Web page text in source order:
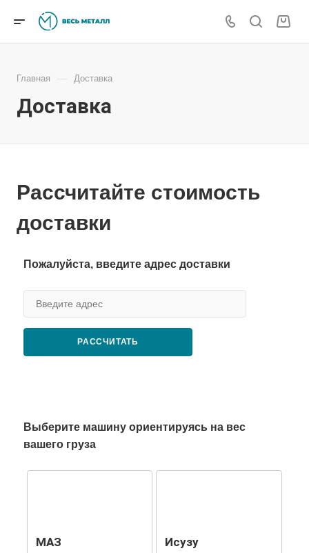
Главная — Доставка
Доставка
Рассчитайте стоимость
доставки
Пожалуйста, введите адрес доставки
РАССЧИТАТЬ
Выберите машину ориентируясь на вес
вашего груза
МАЗ Исузу